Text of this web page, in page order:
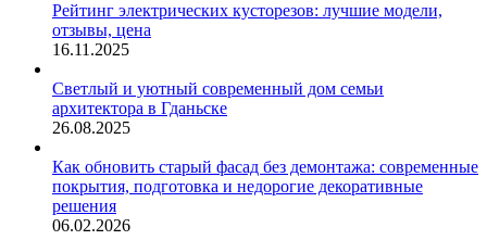
Рейтинг электрических кусторезов: лучшие модели,
отзывы, цена
16.11.2025
Светлый и уютный современный дом семьи
архитектора в Гданьске
26.08.2025
Как обновить старый фасад без демонтажа: современные
покрытия, подготовка и недорогие декоративные
решения
06.02.2026